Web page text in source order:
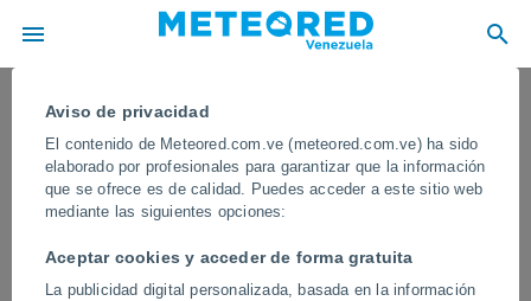
Aviso de privacidad
El contenido de Meteored.com.ve (meteored.com.ve) ha sido
elaborado por profesionales para garantizar que la información
que se ofrece es de calidad. Puedes acceder a este sitio web
mediante las siguientes opciones:
Aceptar cookies y acceder de forma gratuita
La publicidad digital personalizada, basada en la información